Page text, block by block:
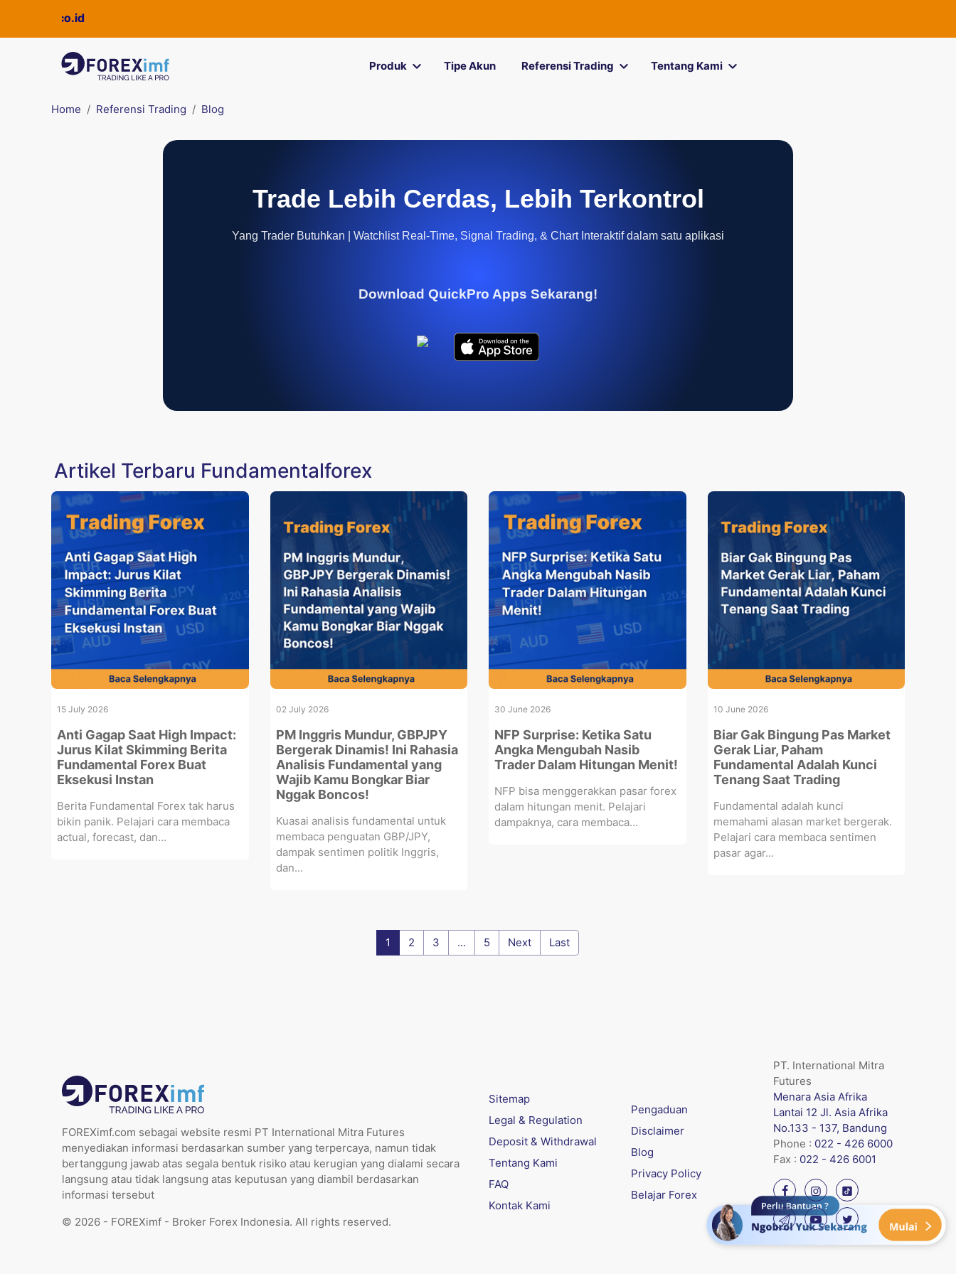
Produk Tipe Akun Referensi Trading Tentang Kami
Home Referensi Trading Blog
Trade Lebih Cerdas, Lebih Terkontrol
Yang Trader Butuhkan | Watchlist Real-Time, Signal Trading, & Chart Interaktif dalam satu aplikasi
Download QuickPro Apps Sekarang!
Artikel Terbaru Fundamentalforex
15 July 2026
Anti Gagap Saat High Impact:
Jurus Kilat Skimming Berita
Fundamental Forex Buat
Eksekusi Instan
Berita Fundamental Forex tak harus
bikin panik. Pelajari cara membaca
actual, forecast, dan...
02 July 2026
PM Inggris Mundur, GBPJPY
Bergerak Dinamis! Ini Rahasia
Analisis Fundamental yang
Wajib Kamu Bongkar Biar
Nggak Boncos!
Kuasai analisis fundamental untuk
membaca penguatan GBP/JPY,
dampak sentimen politik Inggris,
dan...
30 June 2026
NFP Surprise: Ketika Satu
Angka Mengubah Nasib
Trader Dalam Hitungan Menit!
NFP bisa menggerakkan pasar forex
dalam hitungan menit. Pelajari
dampaknya, cara membaca...
10 June 2026
Biar Gak Bingung Pas Market
Gerak Liar, Paham
Fundamental Adalah Kunci
Tenang Saat Trading
Fundamental adalah kunci
memahami alasan market bergerak.
Pelajari cara membaca sentimen
pasar agar...
1 2 3 ... 5 Next Last
FOREXimf.com sebagai website resmi PT International Mitra Futures
menyediakan informasi berdasarkan sumber yang terpercaya, namun tidak
bertanggung jawab atas segala bentuk risiko atau kerugian yang dialami secara
langsung atau tidak langsung atas keputusan yang diambil berdasarkan
informasi tersebut
© 2026 - FOREXimf - Broker Forex Indonesia. All rights reserved.
Sitemap
Legal & Regulation
Deposit & Withdrawal
Tentang Kami
FAQ
Kontak Kami
Pengaduan
Disclaimer
Blog
Privacy Policy
Belajar Forex
PT. International Mitra
Futures
Menara Asia Afrika
Lantai 12 Jl. Asia Afrika
No.133 - 137, Bandung
Phone : 022 - 426 6000
Fax : 022 - 426 6001